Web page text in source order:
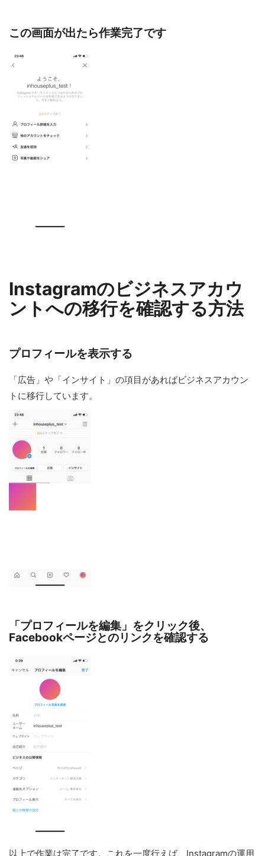
この画面が出たら作業完了です
Instagramのビジネスアカウ
ントへの移行を確認する方法
プロフィールを表示する
「広告」や「インサイト」の項目があればビジネスアカウン
トに移行しています。
「プロフィールを編集」をクリック後、
Facebookページとのリンクを確認する
以上で作業は完了です。これを一度行えば、Instagramの運用